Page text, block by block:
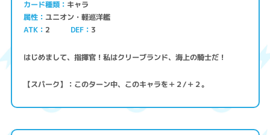
カード種類 キャラ
属性 ユニオン・軽巡洋艦
ATK 2 DEF 3
はじめまして、指揮官！私はクリーブランド、海上の騎士だ！
【スパーク】：このターン中、このキャラを＋２/＋２。